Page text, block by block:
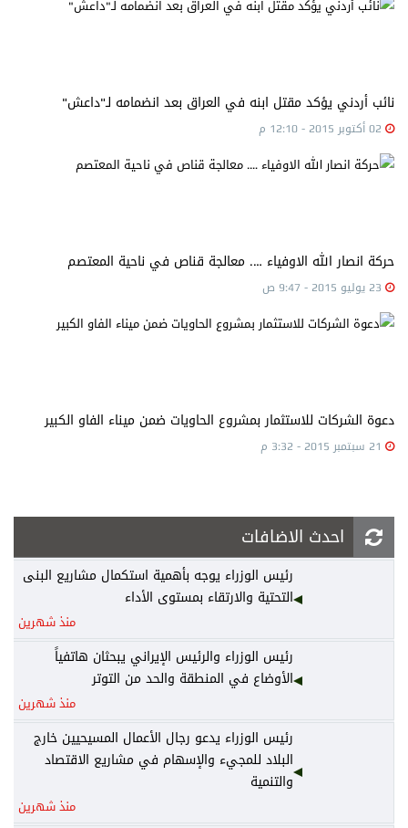
نائب أردني يؤكد مقتل ابنه في العراق بعد انضمامه لـ"داعش"
حركة انصار الله الاوفياء …. معالجة قناص في ناحية المعتصم
دعوة الشركات للاستثمار بمشروع الحاويات ضمن ميناء الفاو الكبير
احدث الاضافات
رئيس الوزراء يوجه بأهمية استكمال مشاريع البنى
التحتية والارتقاء بمستوى الأداء
منذ شهرين
رئيس الوزراء والرئيس الإيراني يبحثان هاتفياً
الأوضاع في المنطقة والحد من التوتر
منذ شهرين
رئيس الوزراء يدعو رجال الأعمال المسيحيين خارج
البلاد للمجيء والإسهام في مشاريع الاقتصاد
والتنمية
منذ شهرين